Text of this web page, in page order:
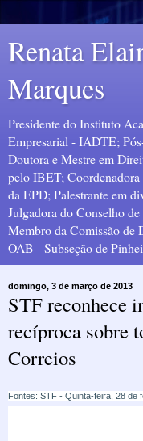
Renata
Marques
Presidente do Instituto
Empresarial - IADTE;
Doutora e Mestre em
pelo IBET;
da EPD; Palestrante em
Julgadora do Conselho
Membro da Comissão de
OAB - Subseção de
domingo, 3 de março de 2013
STF reconhece
recíproca sobre
Correios
Fontes: STF - Quinta-feira, 28 de